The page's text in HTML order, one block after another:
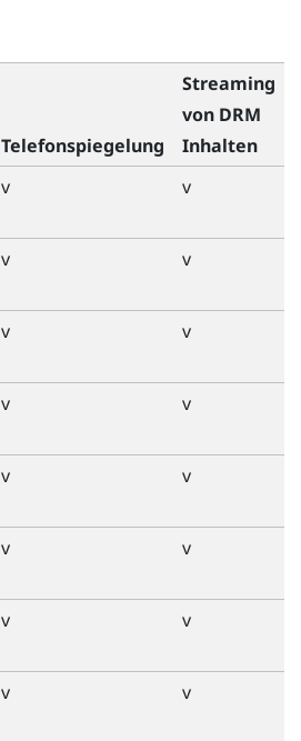
Telefonspiegelung
Streaming
von DRM
Inhalten
v v
v v
v v
v v
v v
v v
v v
v v